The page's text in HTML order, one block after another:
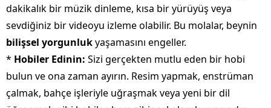
dakikalık bir müzik dinleme, kısa bir yürüyüş veya
sevdiğiniz bir videoyu izleme olabilir. Bu molalar, beynin
bilişsel yorgunlukyaşamasını engeller.
* Hobiler Edinin: Sizi gerçekten mutlu eden bir hobi
bulun ve ona zaman ayırın. Resim yapmak, enstrüman
çalmak, bahçe işleriyle uğraşmak veya yeni bir dil